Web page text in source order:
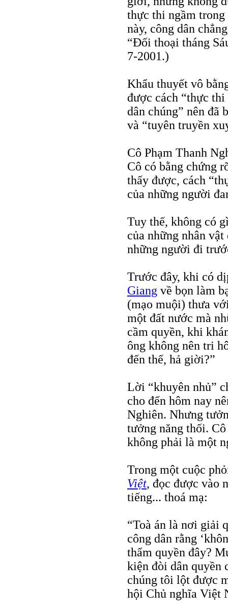
thực thi ngầm trong
này, công dân
“Đối thoại tháng
7-2001.)
Khẩu thuyết vô
được cách “thực
dân chúng” nên đã
và “tuyên truyền
Cô Phạm Thanh
Cô có bằng chứng
thấy được, cách
của những người
Tuy thế, không có
của những nhân
những người đi
Trước đây, khi có
Giang về bọn làm
(mạo muội) thưa
một đất nước mà
cầm quyền, khi
ông không nên tri
đến thế, hả giời?”
Lời “khuyên nhủ”
cho đến hôm nay
Nghiên. Nhưng
tưởng năng thối.
không phải là một
Trong một cuộc
Việt, đọc được vào
tiếng... thoá mạ:
“Toà án là nơi giải
công dân rằng
thẩm quyền đây?
kiện đòi dân quyền
chúng tôi lột được
hội Chủ nghĩa Việt